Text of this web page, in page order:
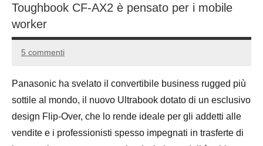
Toughbook CF-AX2 è pensato per i mobile
worker
4
2016
Andrea
5 commenti
Panasonic ha svelato il convertibile business rugged più
sottile al mondo, il nuovo Ultrabook dotato di un esclusivo
design Flip-Over, che lo rende ideale per gli addetti alle
vendite e i professionisti spesso impegnati in trasferte di